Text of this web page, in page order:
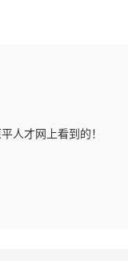
人才网上看到的！